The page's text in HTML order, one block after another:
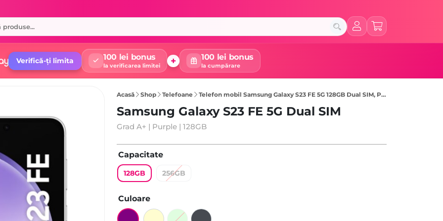
Verifică-ți limita 100 lei bonus
la verificarea limitei + 100 lei bonus
la cumpărare
Acasă Shop Telefoane Telefon mobil Samsung Galaxy S23 FE 5G 128GB Dual SIM, Purple
Samsung Galaxy S23 FE 5G Dual SIM
Grad A+ | Purple | 128GB
Capacitate
128GB 256GB
Culoare